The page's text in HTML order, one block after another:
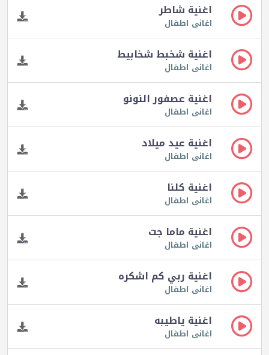
اغنية شاطر
اغانى اطفال
اغنية شخبط شخابيط
اغانى اطفال
اغنية عصفور النونو
اغانى اطفال
اغنية عيد ميلاد
اغانى اطفال
اغنية كلنا
اغانى اطفال
اغنية ماما جت
اغانى اطفال
اغنية ربي كم اشكره
اغانى اطفال
اغنية ياطيبه
اغانى اطفال